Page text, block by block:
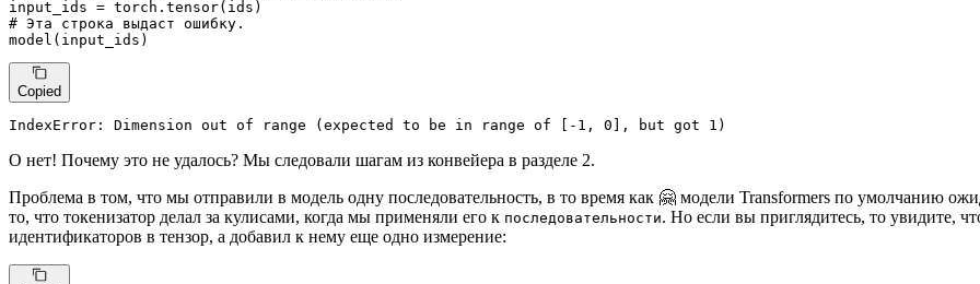
# Эта строка выдаст ошибку.
model(input_ids)
Copied
IndexError: Dimension out of range (expected to be in range of [- 1 , 0 ], but got 1 )
О нет! Почему это не удалось? Мы следовали шагам из конвейера в разделе 2.
Проблема в том, что мы отправили в модель одну последовательность, в то время как 🤗 модели Transformers по умолчанию
то, что токенизатор делал за кулисами, когда мы применяли его к последовательности. Но если вы приглядитесь, то увидите,
идентификаторов в тензор, а добавил к нему еще одно измерение: